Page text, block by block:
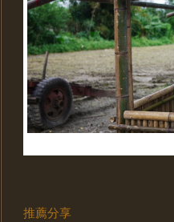
推薦分享